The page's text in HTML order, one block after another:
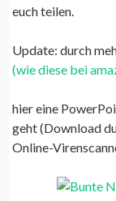
euch teilen.
Update: durch
(wie diese bei
hier eine
geht (Download
Online-